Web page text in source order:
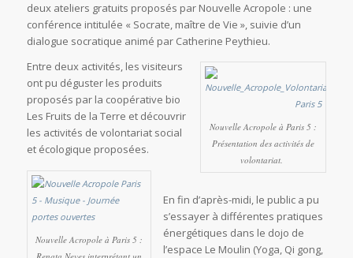
deux ateliers gratuits proposés par Nouvelle Acropole : une
conférence intitulée « Socrate, maître de Vie », suivie d’un
dialogue socratique animé par Catherine Peythieu.
Nouvelle Acropole à Paris 5 :
Présentation des activités de
volontariat.
Entre deux activités, les visiteurs
ont pu déguster les produits
proposés par la coopérative bio
Les Fruits de la Terre et découvrir
les activités de volontariat social
et écologique proposées.
Nouvelle Acropole à Paris 5 :
En fin d’après-midi, le public a pu
s’essayer à différentes pratiques
énergétiques dans le dojo de
l’espace Le Moulin (Yoga, Qi gong,